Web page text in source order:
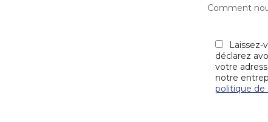
Comment
Laissez-
déclarez
votre
notre
politique de